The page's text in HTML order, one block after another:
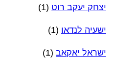
יצחק יעקב רוט (1)
ישעיה לנדאו (1)
ישראל יאקאב (1)